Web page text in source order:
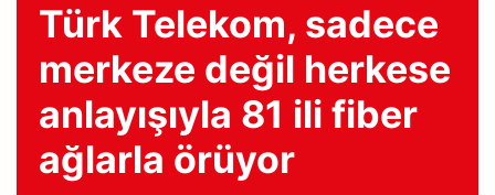
Türk Telekom, sadece
merkeze değil herkese
anlayışıyla 81 ili fiber
ağlarla örüyor